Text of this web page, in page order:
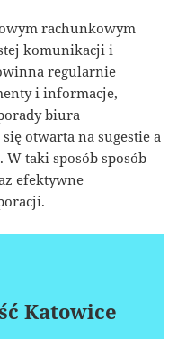
rachunkowym
komunikacji i
regularnie
i informacje,
biura
otwarta na sugestie a
taki sposób sposób
efektywne
Katowice